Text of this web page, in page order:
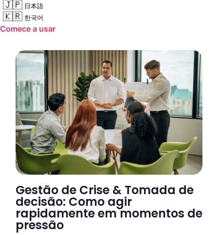
🇯🇵 日本語
🇰🇷 한국어
Comece a usar
Gestão de Crise & Tomada de
decisão: Como agir
rapidamente em momentos de
pressão